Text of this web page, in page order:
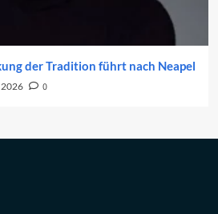
der Tradition führt nach Neapel
0